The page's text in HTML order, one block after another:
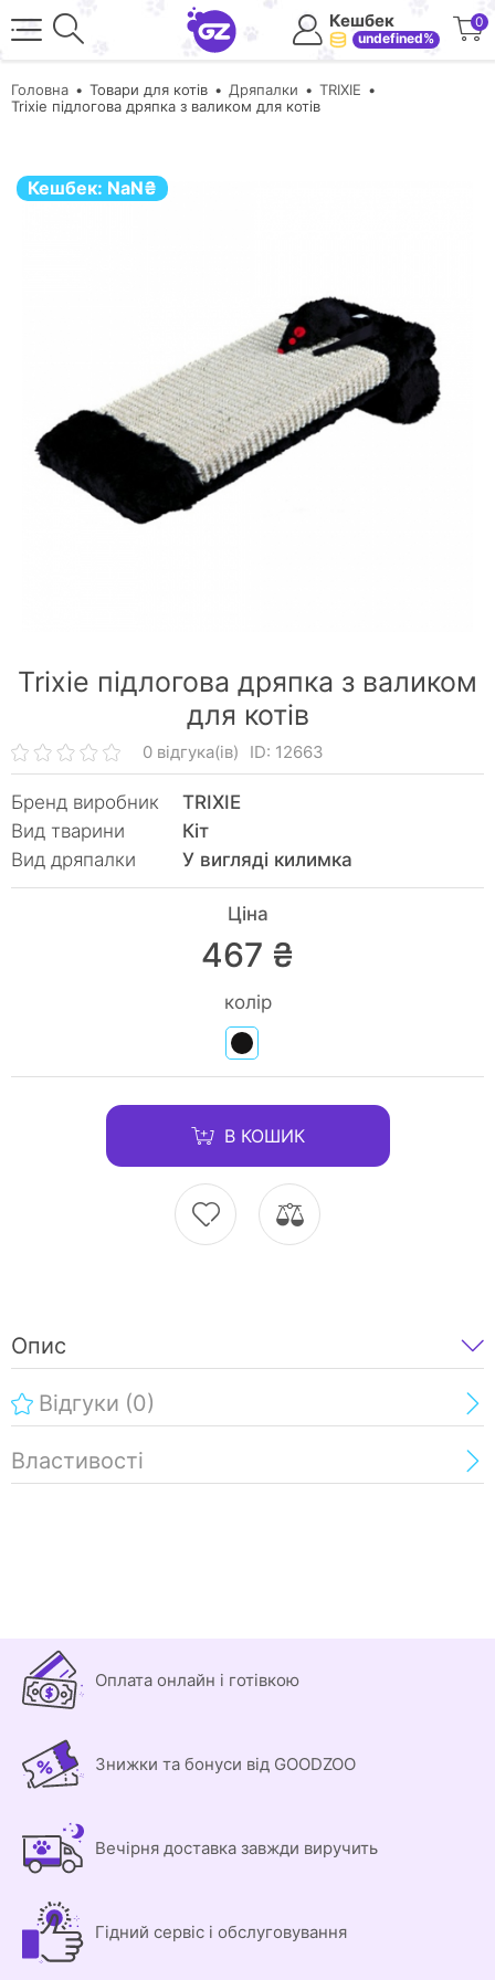
Кешбек
undefined%
0
Головна Товари для котів Дряпалки
TRIXIE
Trixie підлогова дряпка з валиком для котів
Кешбек: NaN₴
Trixie підлогова дряпка з валиком
для котів
0 відгука(ів) ID: 12663
Бренд виробник
TRIXIE
Вид тварини
Кiт
Вид дряпалки
У вигляді килимка
Ціна
467 ₴
колір
В КОШИК
Опис
Відгуки (0)
Властивості
Оплата онлайн і готівкою
Знижки та бонуси від GOODZOO
Вечірня доставка завжди виручить
Гідний сервіс і обслуговування